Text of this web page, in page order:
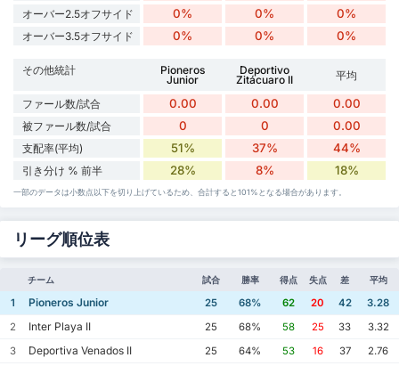
オーバー2.5オフサイド 0% 0% 0%
オーバー3.5オフサイド 0% 0% 0%
その他統計 Pioneros
Junior
Deportivo
Zitácuaro II 平均
ファール数/試合 0.00 0.00 0.00
被ファール数/試合 0 0 0.00
支配率(平均) 51% 37% 44%
引き分け % 前半 28% 8% 18%
一部のデータは小数点以下を切り上げているため、合計すると101%となる場合があります。
リーグ順位表
チーム 試合 勝率 得点 失点 差 平均
1 Pioneros Junior 25 68% 62 20 42
3.28
2
Inter Playa II 25 68% 58 25 33
3.32
3
Deportiva Venados II 25 64% 53 16 37 2.76